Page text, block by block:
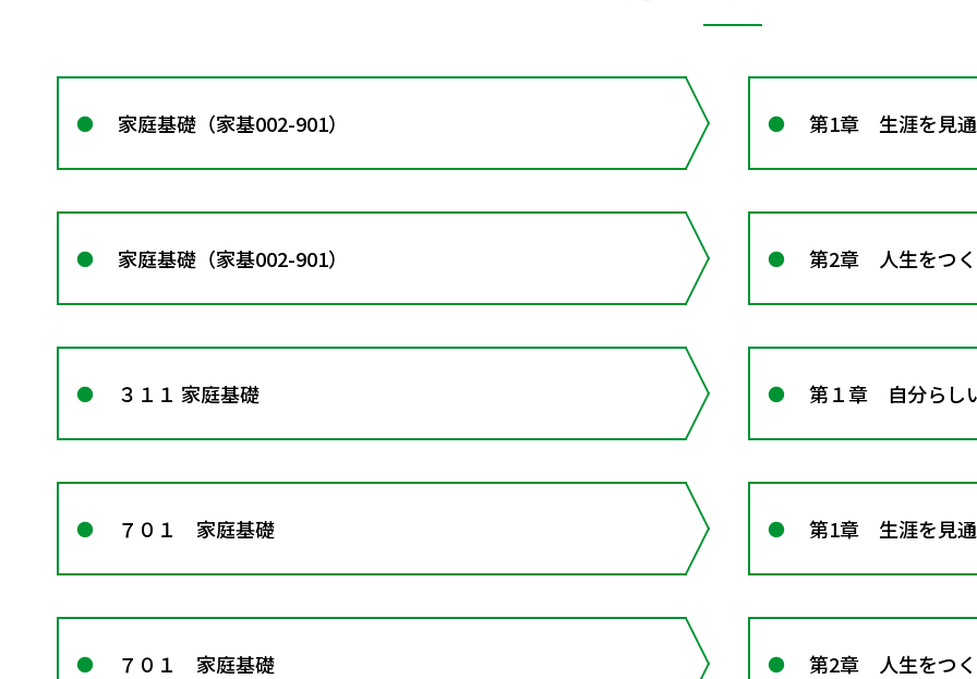
家庭基礎（家基002-901） 第1章 生涯を見
家庭基礎（家基002-901） 第2章 人生をつ
３１１ 家庭基礎 第１章 自分らし
７０１ 家庭基礎 第1章 生涯を見
７０１ 家庭基礎 第2章 人生をつ